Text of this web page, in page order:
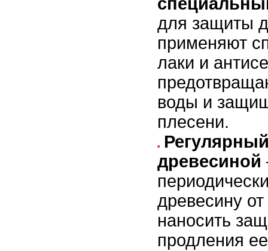
для защиты
применяют
лаки и
воды и
плесени.
древесиной
древесину
наносить
продления